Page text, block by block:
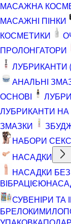
МАСАЖНА
МАСАЖНІ ПІНКИ
КОСМЕТИКИ
ПРОЛОНГАТОРИ
ЛУБРИКАНТИ
АНАЛЬНІ
ОСНОВІ
ЛУБРИКАНТИ НА
ЗМАЗКИ
НАБОРИ
НАСАДКИ
НАСАДКИ БЕЗ
ВІБРАЦІЄЮ
СУВЕНІРИ ТА
БРЕЛОКИМИЛО